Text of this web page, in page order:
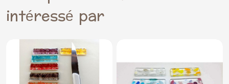
intéressé par